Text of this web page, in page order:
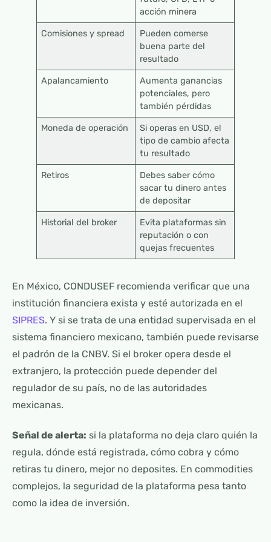
acción minera
Comisiones y spread
Pueden comerse
buena parte del
resultado
Apalancamiento
Aumenta ganancias
potenciales, pero
también pérdidas
Moneda de operación
Si operas en USD, el
tipo de cambio afecta
tu resultado
Retiros
Debes saber cómo
sacar tu dinero antes
de depositar
Historial del broker
Evita plataformas sin
reputación o con
quejas frecuentes
En México, CONDUSEF recomienda verificar que una
institución financiera exista y esté autorizada en el
SIPRES. Y si se trata de una entidad supervisada en el
sistema financiero mexicano, también puede revisarse
el padrón de la CNBV. Si el broker opera desde el
extranjero, la protección puede depender del
regulador de su país, no de las autoridades
mexicanas.
Señal de alerta: si la plataforma no deja claro quién la
regula, dónde está registrada, cómo cobra y cómo
retiras tu dinero, mejor no deposites. En commodities
complejos, la seguridad de la plataforma pesa tanto
como la idea de inversión.